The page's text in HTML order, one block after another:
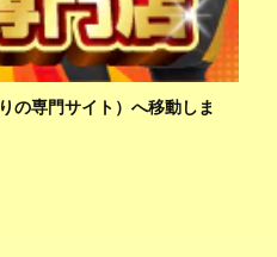
の専門サイト）へ移動しま